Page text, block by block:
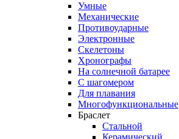
Умные
Механические
Противоударные
Электронные
Скелетоны
Хронографы
На солнечной батарее
С шагомером
Для плавания
Многофункциональные
Браслет
Стальной
Керамический